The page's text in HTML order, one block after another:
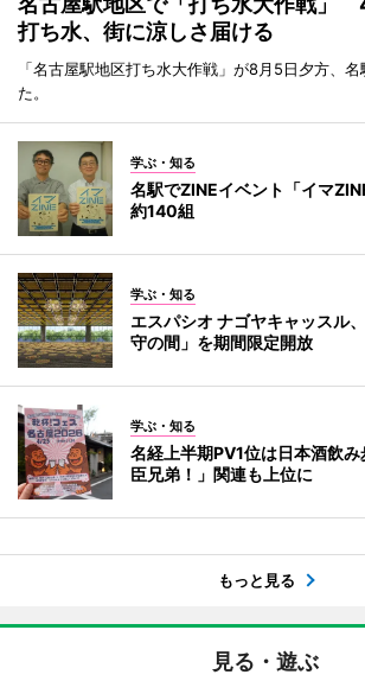
打ち水、街に涼しさ届ける
「名古屋駅地区打ち水大作戦」が8月5日夕方、
た。
学ぶ・知る
名駅でZINEイベント「イマ
約140組
学ぶ・知る
エスパシオ ナゴヤキャッスル
守の間」を期間限定開放
学ぶ・知る
名経上半期PV1位は日本酒飲
臣兄弟！」関連も上位に
もっと見る
見る・遊ぶ